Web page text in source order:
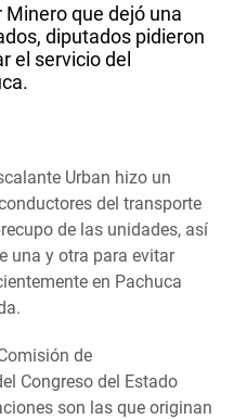
que dejó una
diputados pidieron
el servicio del
Urban hizo un
del transporte
de las unidades, así
una y otra para evitar
en Pachuca
de
Congreso del Estado
son las que originan